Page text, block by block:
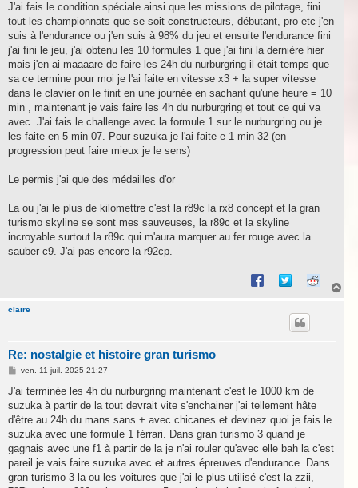
J'ai fais le condition spéciale ainsi que les missions de pilotage, fini
tout les championnats que se soit constructeurs, débutant, pro etc j'en
suis à l'endurance ou j'en suis à 98% du jeu et ensuite l'endurance fini
j'ai fini le jeu, j'ai obtenu les 10 formules 1 que j'ai fini la dernière hier
mais j'en ai maaaare de faire les 24h du nurburgring il était temps que
sa ce termine pour moi je l'ai faite en vitesse x3 + la super vitesse
dans le clavier on le finit en une journée en sachant qu'une heure = 10
min , maintenant je vais faire les 4h du nurburgring et tout ce qui va
avec. J'ai fais le challenge avec la formule 1 sur le nurburgring ou je
les faite en 5 min 07. Pour suzuka je l'ai faite e 1 min 32 (en
progression peut faire mieux je le sens)
Le permis j'ai que des médailles d'or
La ou j'ai le plus de kilomettre c'est la r89c la rx8 concept et la gran
turismo skyline se sont mes sauveuses, la r89c et la skyline
incroyable surtout la r89c qui m'aura marquer au fer rouge avec la
sauber c9. J'ai pas encore la r92cp.
claire
Re: nostalgie et histoire gran turismo
M
s
a
g
ven. 11 juil. 2025 21:27
J'ai terminée les 4h du nurburgring maintenant c'est le 1000 km de
suzuka à partir de la tout devrait vite s'enchainer j'ai tellement hâte
d'être au 24h du mans sans + avec chicanes et devinez quoi je fais le
suzuka avec une formule 1 férrari. Dans gran turismo 3 quand je
gagnais avec une f1 à partir de la je n'ai rouler qu'avec elle bah la c'est
pareil je vais faire suzuka avec et autres épreuves d'endurance. Dans
gran turismo 3 la ou les voitures que j'ai le plus utilisé c'est la zzii,